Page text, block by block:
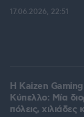
17.06.2026, 22:51
H Kaizen
Kύπελλο: Μία
πόλεις, χιλιάδες